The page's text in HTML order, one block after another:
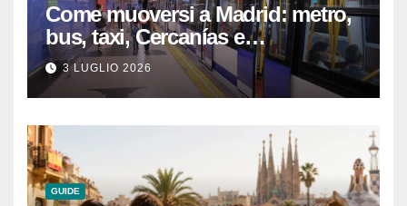
Come muoversi a Madrid: metro,
bus, taxi, Cercanías e
abbonamenti turistici
3 LUGLIO 2026
GUIDE